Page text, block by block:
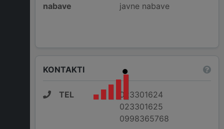
nabave
javne nabave
KONTAKTI
TEL
023301624
023301625
0998365768